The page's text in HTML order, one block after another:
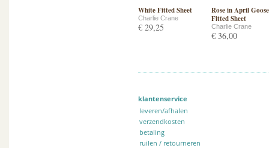
White Fitted Sheet
Charlie Crane
€ 29,25
Rose in April Goose
Fitted Sheet
Charlie Crane
€ 36,00
klantenservice
leveren/afhalen
verzendkosten
betaling
ruilen / retourneren